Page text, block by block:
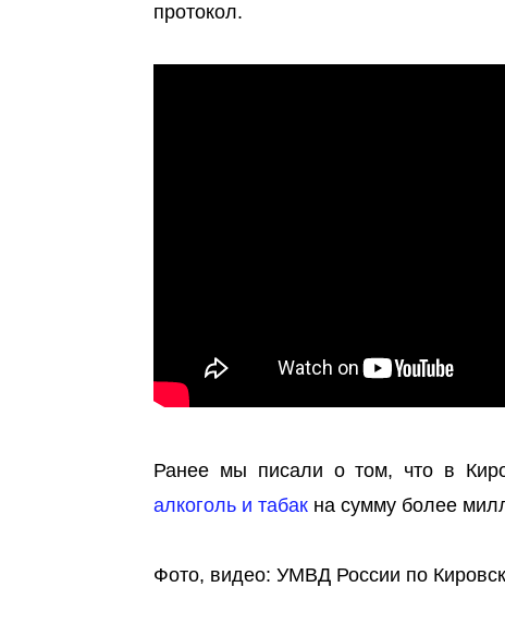
протокол.
Ранее мы писали о том, что в
алкоголь и табак на сумму более
Фото, видео: УМВД России по